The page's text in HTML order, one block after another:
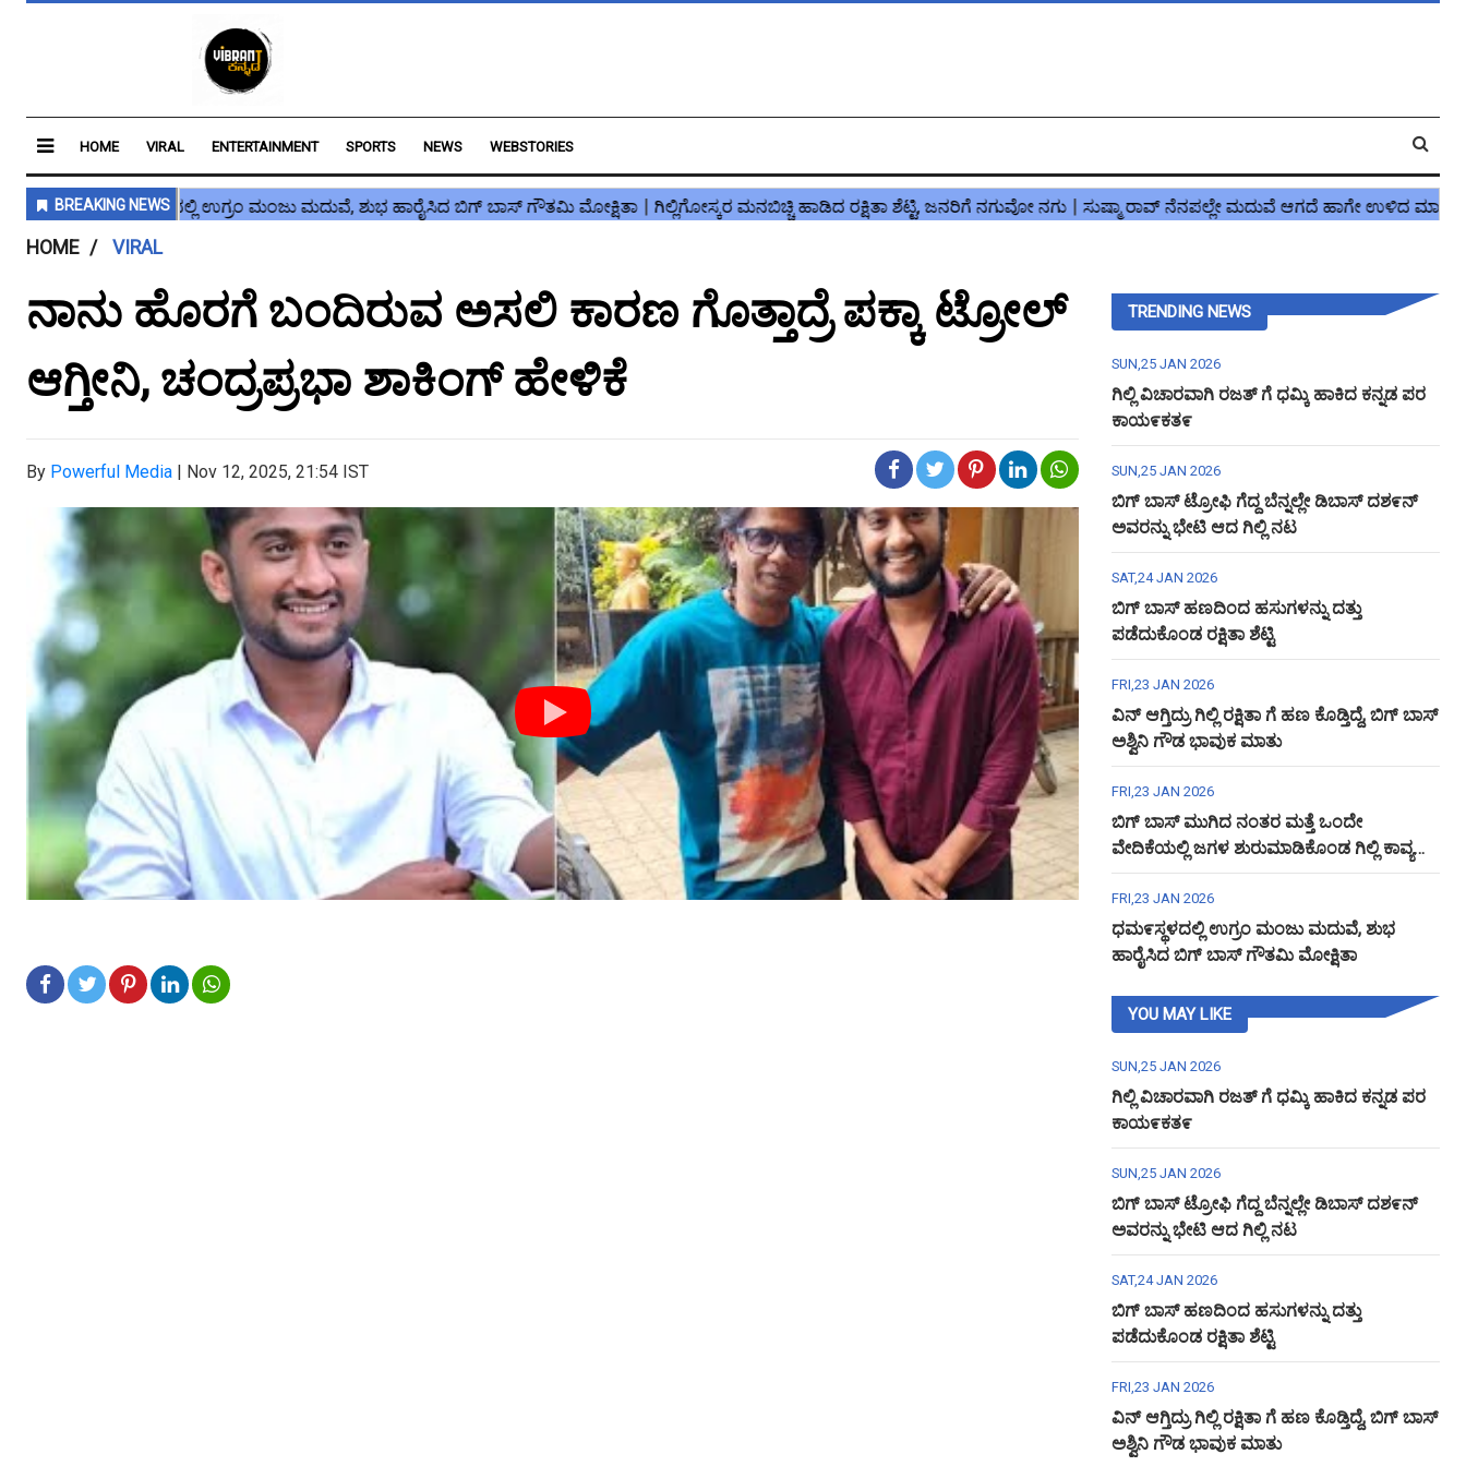
HOME VIRAL ENTERTAINMENT SPORTS NEWS WEBSTORIES
HOME VIRAL
ನಾನು ಹೊರಗೆ ಬಂದಿರುವ ಅಸಲಿ ಕಾರಣ ಗೊತ್ತಾದ್ರೆ ಪಕ್ಕಾ ಟ್ರೋಲ್
ಆಗ್ತೀನಿ, ಚಂದ್ರಪ್ರಭಾ ಶಾಕಿಂಗ್ ಹೇಳಿಕೆ
By Powerful Media | Nov 12, 2025, 21:54 IST
TRENDING NEWS
SUN,25 JAN 2026
ಗಿಲ್ಲಿ ವಿಚಾರವಾಗಿ ರಜತ್ ಗೆ ಧಮ್ಕಿ ಹಾಕಿದ ಕನ್ನಡ ಪರ
ಕಾಯ೯ಕತ೯
SUN,25 JAN 2026
ಬಿಗ್ ಬಾಸ್ ಟ್ರೋಫಿ ಗೆದ್ದ ಬೆನ್ನಲ್ಲೇ ಡಿಬಾಸ್ ದಶ೯ನ್
ಅವರನ್ನು ಭೇಟಿ ಆದ ಗಿಲ್ಲಿ ನಟ
SAT,24 JAN 2026
ಬಿಗ್ ಬಾಸ್ ಹಣದಿಂದ ಹಸುಗಳನ್ನು ದತ್ತು
ಪಡೆದುಕೊಂಡ ರಕ್ಷಿತಾ ಶೆಟ್ಟಿ
FRI,23 JAN 2026
ವಿನ್ ಆಗ್ತಿದ್ರು ಗಿಲ್ಲಿ ರಕ್ಷಿತಾ ಗೆ ಹಣ ಕೊಡ್ತಿದ್ದೆ, ಬಿಗ್ ಬಾಸ್
ಅಶ್ವಿನಿ ಗೌಡ ಭಾವುಕ ಮಾತು
FRI,23 JAN 2026
ಬಿಗ್ ಬಾಸ್ ಮುಗಿದ ನಂತರ ಮತ್ತೆ ಒಂದೇ
ವೇದಿಕೆಯಲ್ಲಿ ಜಗಳ ಶುರುಮಾಡಿಕೊಂಡ ಗಿಲ್ಲಿ ಕಾವ್ಯ
ಅಶ್ವಿನಿ ಗೌಡ
FRI,23 JAN 2026
ಧಮ೯ಸ್ಥಳದಲ್ಲಿ ಉಗ್ರಂ ಮಂಜು ಮದುವೆ, ಶುಭ
ಹಾರೈಸಿದ ಬಿಗ್ ಬಾಸ್ ಗೌತಮಿ ಮೋಕ್ಷಿತಾ
YOU MAY LIKE
SUN,25 JAN 2026
ಗಿಲ್ಲಿ ವಿಚಾರವಾಗಿ ರಜತ್ ಗೆ ಧಮ್ಕಿ ಹಾಕಿದ ಕನ್ನಡ ಪರ
ಕಾಯ೯ಕತ೯
SUN,25 JAN 2026
ಬಿಗ್ ಬಾಸ್ ಟ್ರೋಫಿ ಗೆದ್ದ ಬೆನ್ನಲ್ಲೇ ಡಿಬಾಸ್ ದಶ೯ನ್
ಅವರನ್ನು ಭೇಟಿ ಆದ ಗಿಲ್ಲಿ ನಟ
SAT,24 JAN 2026
ಬಿಗ್ ಬಾಸ್ ಹಣದಿಂದ ಹಸುಗಳನ್ನು ದತ್ತು
ಪಡೆದುಕೊಂಡ ರಕ್ಷಿತಾ ಶೆಟ್ಟಿ
FRI,23 JAN 2026
ವಿನ್ ಆಗ್ತಿದ್ರು ಗಿಲ್ಲಿ ರಕ್ಷಿತಾ ಗೆ ಹಣ ಕೊಡ್ತಿದ್ದೆ, ಬಿಗ್ ಬಾಸ್
ಅಶ್ವಿನಿ ಗೌಡ ಭಾವುಕ ಮಾತು